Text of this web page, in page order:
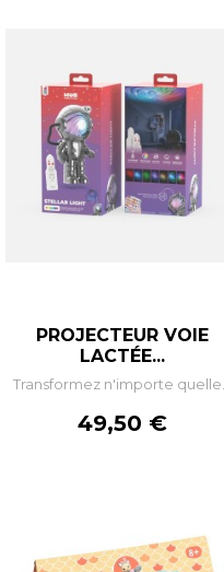
PROJECTEUR VOIE
LACTÉE...
Transformez n'importe quelle...
Prix
49,50 €